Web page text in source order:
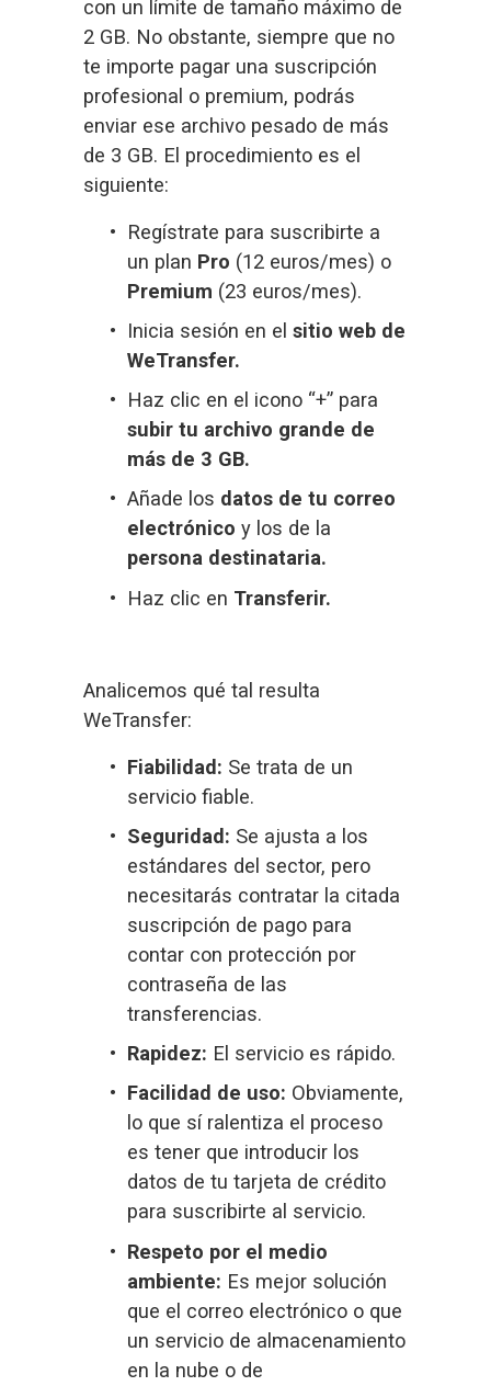
con un límite de tamaño máximo de
2 GB. No obstante, siempre que no
te importe pagar una suscripción
profesional o premium, podrás
enviar ese archivo pesado de más
de 3 GB. El procedimiento es el
siguiente:
Regístrate para suscribirte a
un plan Pro
Premium (23 euros/mes).
Inicia sesión en el sitio web de
WeTransfer.
subir tu archivo grande de
más de 3 GB.
Añade los datos de tu correo
electrónico
persona destinataria.
Haz clic en Transferir.
Analicemos qué tal resulta
WeTransfer:
Fiabilidad: Se trata de un
servicio fiable.
Seguridad: Se ajusta a los
estándares del sector, pero
necesitarás contratar la citada
suscripción de pago para
contar con protección por
contraseña de las
transferencias.
Rapidez: El servicio es rápido.
Facilidad de uso: Obviamente,
lo que sí ralentiza el proceso
es tener que introducir los
datos de tu tarjeta de crédito
para suscribirte al servicio.
Respeto por el medio
ambiente: Es mejor solución
que el correo electrónico o que
un servicio de almacenamiento
en la nube o de